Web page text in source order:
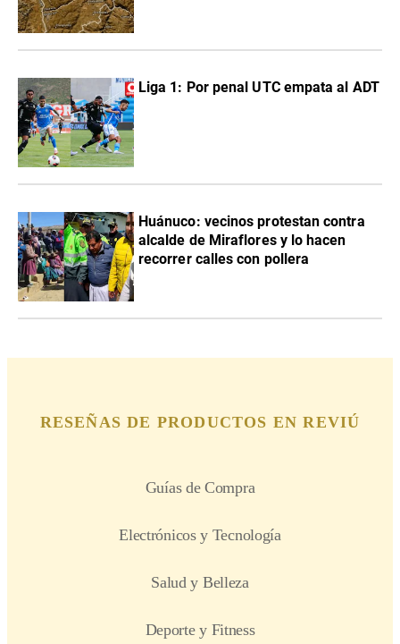
Liga 1: Por penal UTC empata al ADT
Huánuco: vecinos protestan contra
alcalde de Miraflores y lo hacen
recorrer calles con pollera